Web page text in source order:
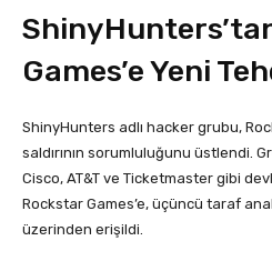
Games’e Yeni
ShinyHunters adlı hacker grubu,
saldırının sorumluluğunu üstlendi.
Cisco, AT&T ve Ticketmaster gibi
Rockstar Games’e, üçüncü taraf
üzerinden erişildi.